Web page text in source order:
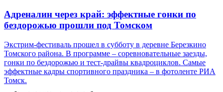
Адреналин через край: эффектные гонки по
бездорожью прошли под Томском
Экстрим-фестиваль прошел в субботу в деревне Березкино
Томского района. В программе – соревновательные заезды,
гонки по бездорожью и тест-драйвы квадроциклов. Самые
эффектные кадры спортивного праздника – в фотоленте РИА
Томск.